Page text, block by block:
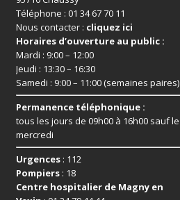
Téléphone : 01 34 67 70 11
Nous contacter : cliquez ici
Horaires d’ouverture au public :
Mardi : 9:00 – 12:00
Jeudi : 13:30 – 16:30
Samedi : 9:00 – 11:00 (semaines paires)
Permanence téléphonique :
tous les jours de 09h00 à 16h00 sauf le
mercredi
Urgences : 112
Pompiers : 18
Centre hospitalier de Magny en